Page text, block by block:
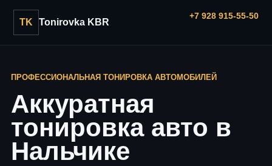
TK Tonirovka KBR
+7 928 915-55-50
ПРОФЕССИОНАЛЬНАЯ ТОНИРОВКА АВТОМОБИЛЕЙ
Аккуратная
тонировка авто в
Нальчике